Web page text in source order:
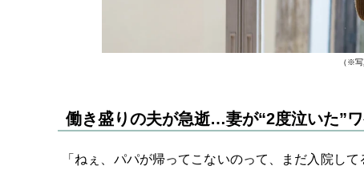
（※
働き盛りの夫が急逝…妻が“2度泣いた”
「ねぇ、パパが帰ってこないのって、まだ入院して